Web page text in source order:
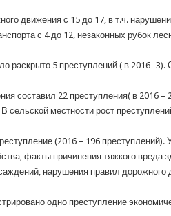
движения с 15 до 17, в т.ч.
с 4 до 12, незаконных рубок
раскрыто 5 преступлений ( в 2016 -
составил 22 преступления( в 2016 –
местности рост
(2016 – 196
факты причинения тяжкого вреда
нарушения правил
одно преступление